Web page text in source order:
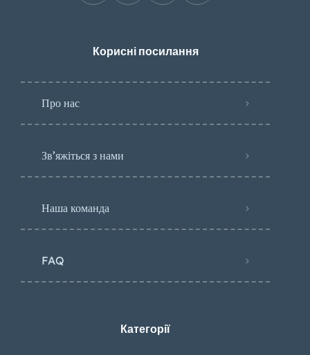
Корисні посилання
Про нас
Зв’яжіться з нами
Наша команда
FAQ
Категорії